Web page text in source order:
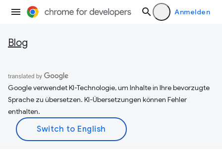
Anmelden
Blog
Google verwendet KI-Technologie, um Inhalte in Ihre bevorzugte
Sprache zu übersetzen. KI-Übersetzungen können Fehler
enthalten.